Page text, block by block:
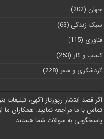
جهان (202)
سبک زندگی (63)
فناوری (115)
کسب و کار (253)
گردشگری و سفر (228)
اگر قصد انتشار رپورتاژ آگهی،
تماس با ما مراجعه نمایید. همکاران
پاسخگویی به سوالات شما هستند.